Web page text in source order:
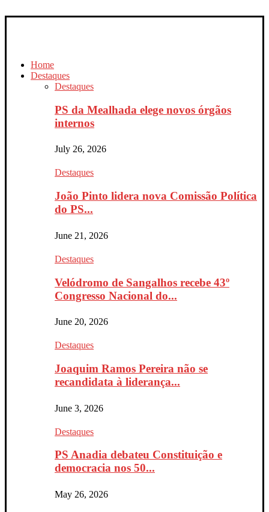
Home
Destaques
Destaques
PS da Mealhada elege novos órgãos
internos
July 26, 2026
Destaques
João Pinto lidera nova Comissão Política
do PS...
June 21, 2026
Destaques
Velódromo de Sangalhos recebe 43º
Congresso Nacional do...
June 20, 2026
Destaques
Joaquim Ramos Pereira não se
recandidata à liderança...
June 3, 2026
Destaques
PS Anadia debateu Constituição e
democracia nos 50...
May 26, 2026